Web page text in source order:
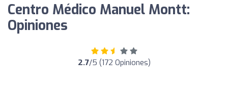
Centro Médico Manuel Montt:
Opiniones
2.7/5 (172 Opiniones)